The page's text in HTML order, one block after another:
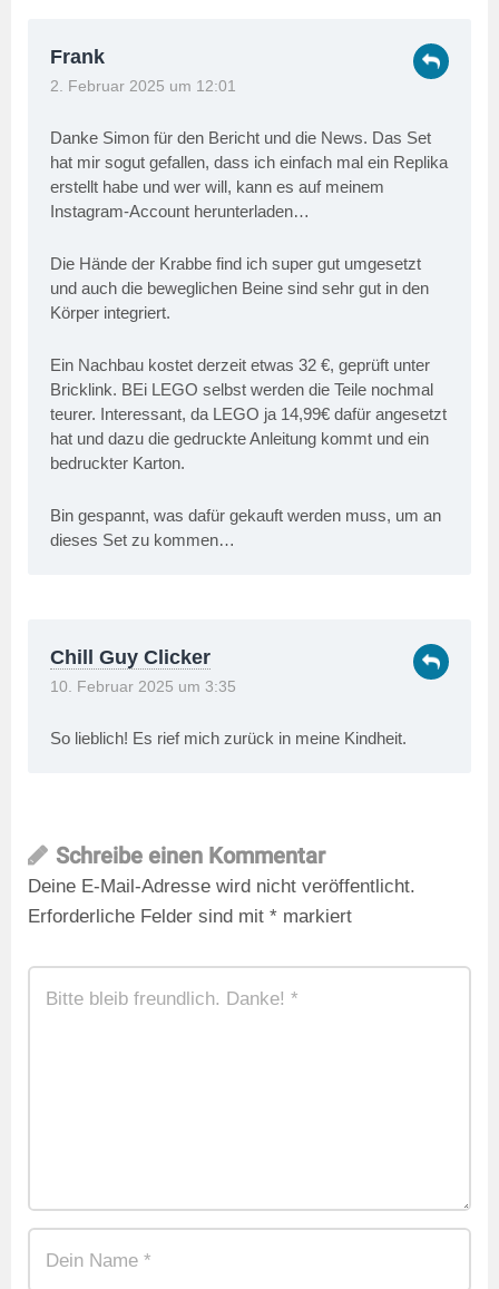
Frank
2. Februar 2025 um 12:01
Danke Simon für den Bericht und die News. Das Set
hat mir sogut gefallen, dass ich einfach mal ein Replika
erstellt habe und wer will, kann es auf meinem
Instagram-Account herunterladen…
Die Hände der Krabbe find ich super gut umgesetzt
und auch die beweglichen Beine sind sehr gut in den
Körper integriert.
Ein Nachbau kostet derzeit etwas 32 €, geprüft unter
Bricklink. BEi LEGO selbst werden die Teile nochmal
teurer. Interessant, da LEGO ja 14,99€ dafür angesetzt
hat und dazu die gedruckte Anleitung kommt und ein
bedruckter Karton.
Bin gespannt, was dafür gekauft werden muss, um an
dieses Set zu kommen…
Chill Guy Clicker
10. Februar 2025 um 3:35
So lieblich! Es rief mich zurück in meine Kindheit.
Schreibe einen Kommentar
Deine E-Mail-Adresse wird nicht veröffentlicht.
Erforderliche Felder sind mit * markiert